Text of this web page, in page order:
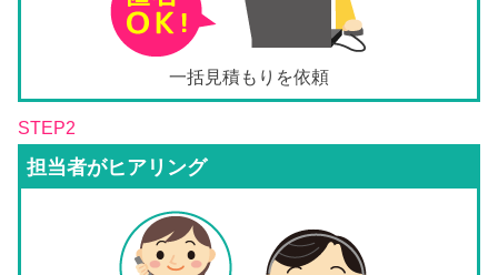
一括見積もりを依頼
STEP2
担当者がヒアリング